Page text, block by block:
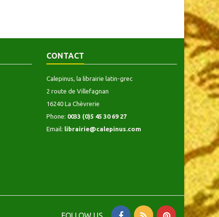
CONTACT
Calepinus, la librairie latin-grec
2 route de Villefagnan
16240 La Chèvrerie
Phone: 0033 (0)5 45 30 69 27
Email: librairie@calepinus.com